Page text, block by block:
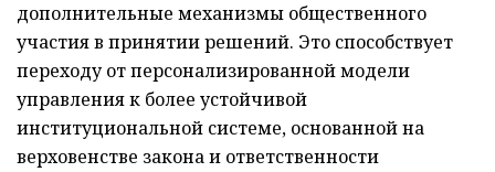
дополнительные механизмы общественного
участия в принятии решений. Это способствует
переходу от персонализированной модели
управления к более устойчивой
институциональной системе, основанной на
верховенстве закона и ответственности